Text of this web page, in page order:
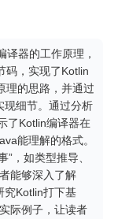
译器的工作原理，
码，实现了Kotlin
理的思路，并通过
现细节。通过分析
了Kotlin编译器在
能理解的格式。
，如类型推导、
能够深入了解
究Kotlin打下基
际例子，让读者